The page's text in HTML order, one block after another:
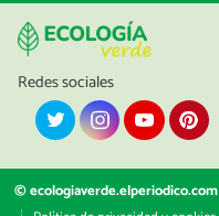
Redes sociales
© ecologiaverde.elperiodico.com